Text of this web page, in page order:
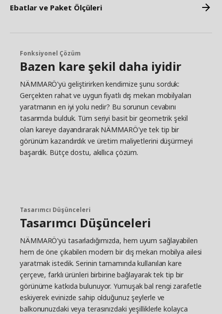
Ebatlar ve Paket Ölçüleri
Fonksiyonel Çözüm
Bazen kare şekil daha iyidir
NÄMMARÖ'yü geliştirirken kendimize şunu sorduk:
Gerçekten rahat ve uygun fiyatlı dış mekan mobilyaları
yaratmanın en iyi yolu nedir? Bu sorunun cevabını
tasarımda bulduk. Tüm seriyi basit bir geometrik şekil
olan kareye dayandırarak NÄMMARÖ'ye tek tip bir
görünüm kazandırdık ve üretim maliyetlerini düşürmeyi
başardık. Bütçe dostu, akıllıca çözüm.
Tasarımcı Düşünceleri
Tasarımcı Düşünceleri
NÄMMARÖ'yü tasarladığımızda, hem uyum sağlayabilen
hem de öne çıkabilen modern bir dış mekan mobilya ailesi
yaratmak istedik. Serinin tamamında kullanılan kare
çerçeve, farklı ürünleri birbirine bağlayarak tek tip bir
görünüme katkıda bulunuyor. Yumuşak bal rengi zarafetle
eskiyerek evinizde sahip olduğunuz şeylerle ve
balkonunuzdaki veya terasınızdaki yeşilliklerle kolayca